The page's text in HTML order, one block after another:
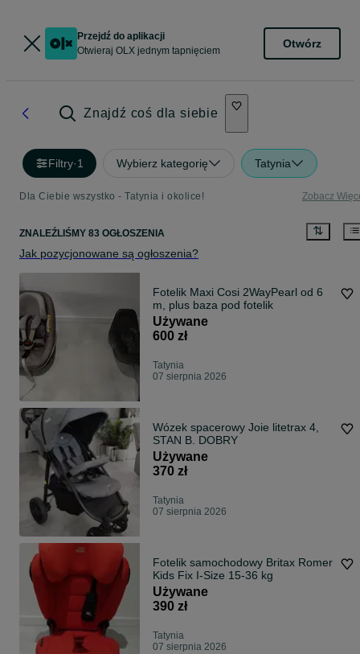
Przejdź do aplikacji
Otwieraj OLX jednym tapnięciem
Otwórz
Znajdź coś dla siebie
Filtry·1 Wybierz kategorię Tatynia
Dla Ciebie wszystko - Tatynia i okolice! Zobacz
ZNALEŹLIŚMY 83 OGŁOSZENIA
Jak pozycjonowane są ogłoszenia?
Fotelik Maxi Cosi 2WayPearl od 6
m, plus baza pod fotelik
Używane
600 zł
Tatynia
07 sierpnia 2026
Wózek spacerowy Joie litetrax 4,
STAN B. DOBRY
Używane
370 zł
Tatynia
07 sierpnia 2026
Fotelik samochodowy Britax Romer
Kids Fix I-Size 15-36 kg
Używane
390 zł
Tatynia
07 sierpnia 2026